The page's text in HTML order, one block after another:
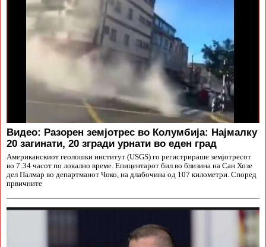
Видео: Разорен земјотрес во Колумбија: Најмалку
20 загинати, 20 згради урнати во еден град
Американскиот геолошки институт (USGS) го регистрираше земјотресот
во 7:34 часот по локално време. Епицентарот бил во близина на Сан Хозе
дел Палмар во департманот Чоко, на длабочина од 107 километри. Според
првичните